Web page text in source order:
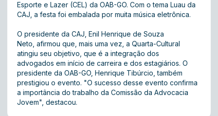
Esporte e Lazer (CEL) da OAB-GO. Com o tema Luau da
CAJ, a festa foi embalada por muita música eletrônica.
O presidente da CAJ, Enil Henrique de Souza
Neto, afirmou que, mais uma vez, a Quarta-Cultural
atingiu seu objetivo, que é a integração dos
advogados em início de carreira e dos estagiários. O
presidente da OAB-GO, Henrique Tibúrcio, também
prestigiou o evento. "O sucesso desse evento confirma
a importância do trabalho da Comissão da Advocacia
Jovem", destacou.